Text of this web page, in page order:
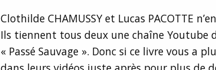
Clothilde CHAMUSSY et Lucas PACOTTE
Ils tiennent tous deux une chaîne Youtube
« Passé Sauvage ». Donc si ce livre vous a